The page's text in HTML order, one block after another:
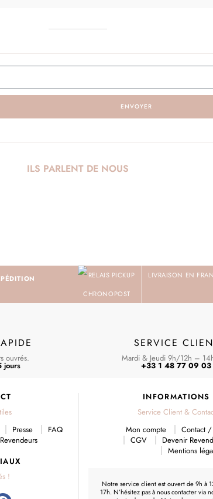
ENVOYER
ILS PARLENT DE NOUS
LIVRAISON EN
ouvrés.
jours
SERVICE
Mardi & Jeudi 9h/12h –
+33 1 48 77 09 03
Presse
FAQ
!
INFORMATIONS
Service Client &
Mon compte
Contact
CGV
Devenir
Mentions
Notre service client est ouvert de 9h à
17h. N’hésitez pas à nous contactervia